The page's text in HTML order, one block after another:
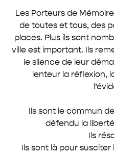
Les Porteurs de
de toutes et tous, des
places. Plus ils sont
ville est important. Ils
le silence de leur
lenteur la réflexion,
Ils sont le commun
défendu la
Ils
Ils sont là pour susciter